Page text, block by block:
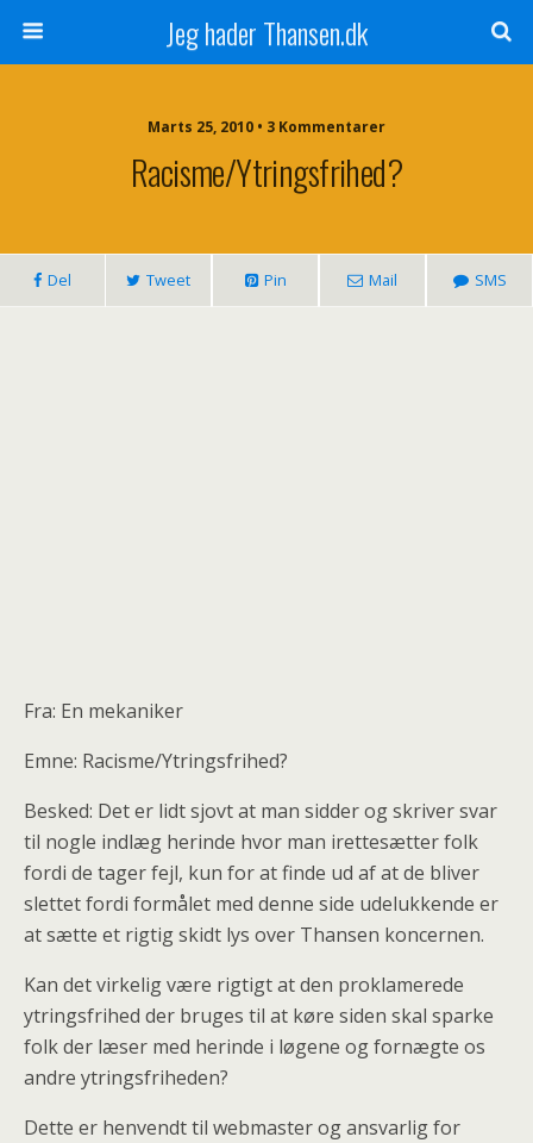
Jeg hader Thansen.dk
Marts 25, 2010 • 3 Kommentarer
Racisme/Ytringsfrihed?
Del Tweet Pin Mail SMS
Fra: En mekaniker
Emne: Racisme/Ytringsfrihed?
Besked: Det er lidt sjovt at man sidder og skriver svar
til nogle indlæg herinde hvor man irettesætter folk
fordi de tager fejl, kun for at finde ud af at de bliver
slettet fordi formålet med denne side udelukkende er
at sætte et rigtig skidt lys over Thansen koncernen.
Kan det virkelig være rigtigt at den proklamerede
ytringsfrihed der bruges til at køre siden skal sparke
folk der læser med herinde i løgene og fornægte os
andre ytringsfriheden?
Dette er henvendt til webmaster og ansvarlig for